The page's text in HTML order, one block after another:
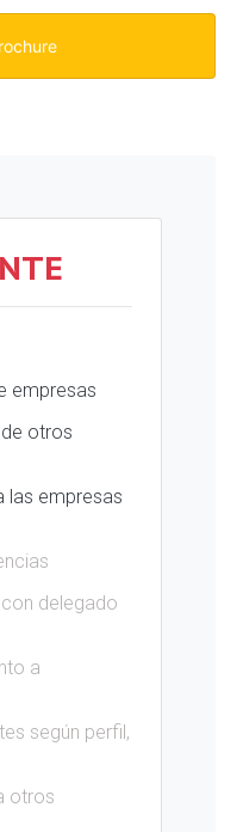
empresas
otros
las empresas
delegado
a
según perfil,
otros